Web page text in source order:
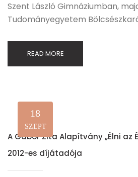
Szent László Gimnáziumban,
Tudományegyetem
READ MORE
18
SZEPT
A Gábor Zita Alapítvány „Élni az
2012-es díjátadója